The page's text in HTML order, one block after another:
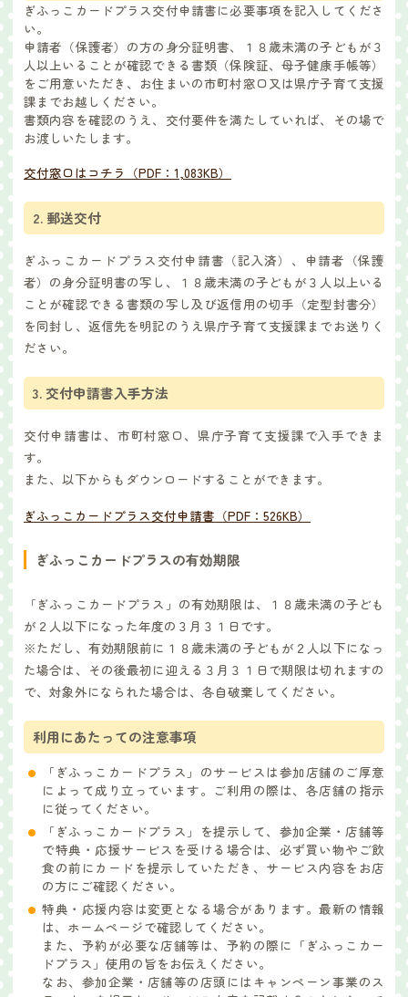
ぎふっこカードプラス交付申請書に必要事項を記入してくださ
い。
申請者（保護者）の方の身分証明書、１８歳未満の子どもが３
人以上いることが確認できる書類（保険証、母子健康手帳等）
をご用意いただき、お住まいの市町村窓口又は県庁子育て支援
課までお越しください。
書類内容を確認のうえ、交付要件を満たしていれば、その場で
お渡しいたします。
交付窓口はコチラ（PDF：1,083KB）
2. 郵送交付
ぎふっこカードプラス交付申請書（記入済）、申請者（保護
者）の身分証明書の写し、１８歳未満の子どもが３人以上いる
ことが確認できる書類の写し及び返信用の切手（定型封書分）
を同封し、返信先を明記のうえ県庁子育て支援課までお送りく
ださい。
3. 交付申請書入手方法
交付申請書は、市町村窓口、県庁子育て支援課で入手できま
す。
また、以下からもダウンロードすることができます。
ぎふっこカードプラス交付申請書（PDF：526KB）
ぎふっこカードプラスの有効期限
「ぎふっこカードプラス」の有効期限は、１８歳未満の子ども
が２人以下になった年度の３月３１日です。
※ただし、有効期限前に１８歳未満の子どもが２人以下になっ
た場合は、その後最初に迎える３月３１日で期限は切れますの
で、対象外になられた場合は、各自破棄してください。
利用にあたっての注意事項
「ぎふっこカードプラス」のサービスは参加店舗のご厚意
によって成り立っています。ご利用の際は、各店舗の指示
に従ってください。
「ぎふっこカードプラス」を提示して、参加企業・店舗等
で特典・応援サービスを受ける場合は、必ず買い物やご飲
食の前にカードを提示していただき、サービス内容をお店
の方にご確認ください。
特典・応援内容は変更となる場合があります。最新の情報
は、ホームページで確認してください。
また、予約が必要な店舗等は、予約の際に「ぎふっこカー
ドプラス」使用の旨をお伝えください。
なお、参加企業・店舗等の店頭にはキャンペーン事業のス